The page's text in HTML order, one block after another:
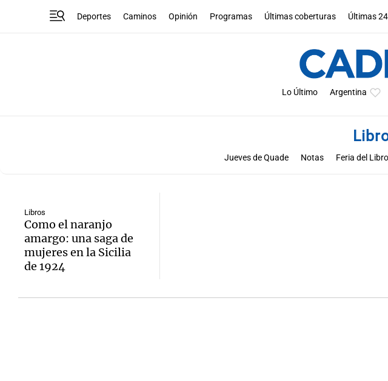
Deportes Caminos Opinión Programas Últimas coberturas Últimas
Lo Último Argentina
Jueves de Quade Notas Feria del
Libros
Como el naranjo
amargo: una saga de
mujeres en la Sicilia
de 1924